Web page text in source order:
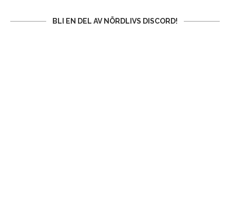
BLI EN DEL AV NÖRDLIVS DISCORD!